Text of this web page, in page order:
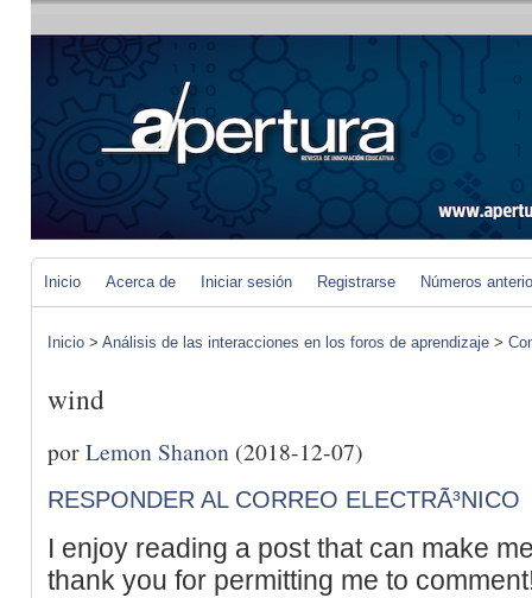
Inicio Acerca de Iniciar sesión Registrarse Números
Inicio > Análisis de las interacciones en los foros de aprendizaje >
wind
porLemon Shanon (2018-12-07)
RESPONDER AL CORREO ELECTRÃ³NICO
I enjoy reading a post that can make
thank you for permitting me to